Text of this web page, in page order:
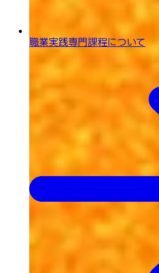
職業実践専門課程について